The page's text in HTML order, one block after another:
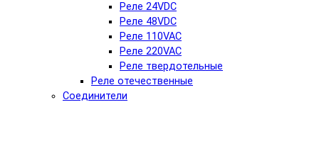
Реле 24VDC
Реле 48VDC
Реле 110VAC
Реле 220VAC
Реле твердотельные
Реле отечественные
Соединители